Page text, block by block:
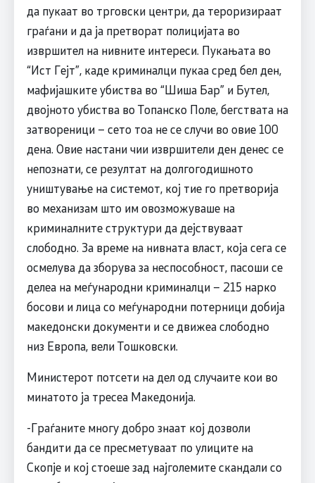
да пукаат во трговски центри, да тероризираат
граѓани и да ја претворат полицијата во
извршител на нивните интереси. Пукањата во
“Ист Гејт”, каде криминалци пукаа сред бел ден,
мафијашките убиства во “Шиша Бар” и Бутел,
двојното убиства во Топанско Поле, бегствата на
затвореници – сето тоа не се случи во овие 100
дена. Овие настани чии извршители ден денес се
непознати, се резултат на долгогодишното
уништување на системот, кој тие го претворија
во механизам што им овозможуваше на
криминалните структури да дејствуваат
слободно. За време на нивната власт, која сега се
осмелува да зборува за неспособност, пасоши се
делеа на меѓународни криминалци – 215 нарко
босови и лица со меѓународни потерници добија
македонски документи и се движеа слободно
низ Европа, вели Тошковски.
Министерот потсети на дел од случаите кои во
минатото ја тресеа Македонија.
-Граѓаните многу добро знаат кој дозволи
бандити да се пресметуваат по улиците на
Скопје и кој стоеше зад најголемите скандали со